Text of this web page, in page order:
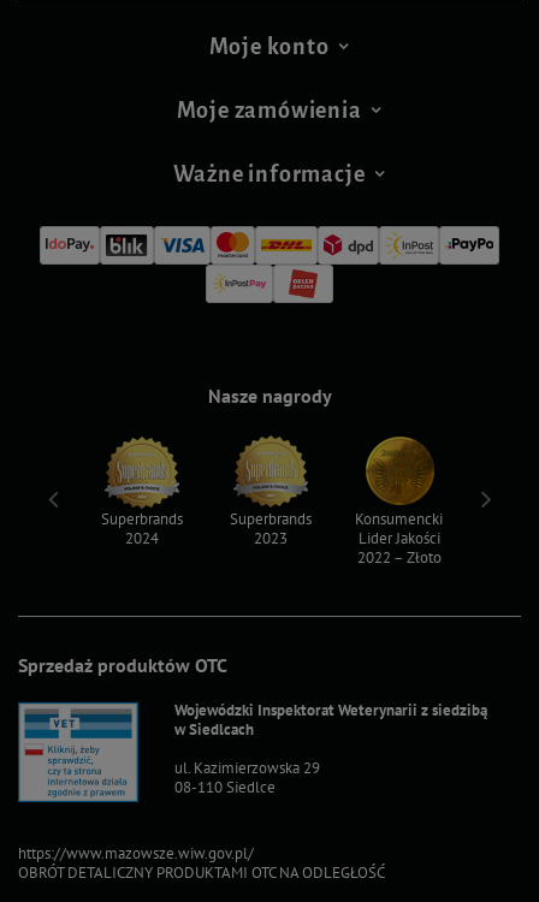
Moje konto
Moje zamówienia
Ważne informacje
Sprzedaż produktów OTC
Wojewódzki Inspektorat Weterynarii z siedzibą
w Siedlcach
ul. Kazimierzowska 29
08-110 Siedlce
https://www.mazowsze.wiw.gov.pl/
OBRÓT DETALICZNY PRODUKTAMI OTC NA ODLEGŁOŚĆ
Nasze nagrody
Superbrands
2024
Superbrands
2023
Konsumencki
Lider Jakości
2022 – Złoto